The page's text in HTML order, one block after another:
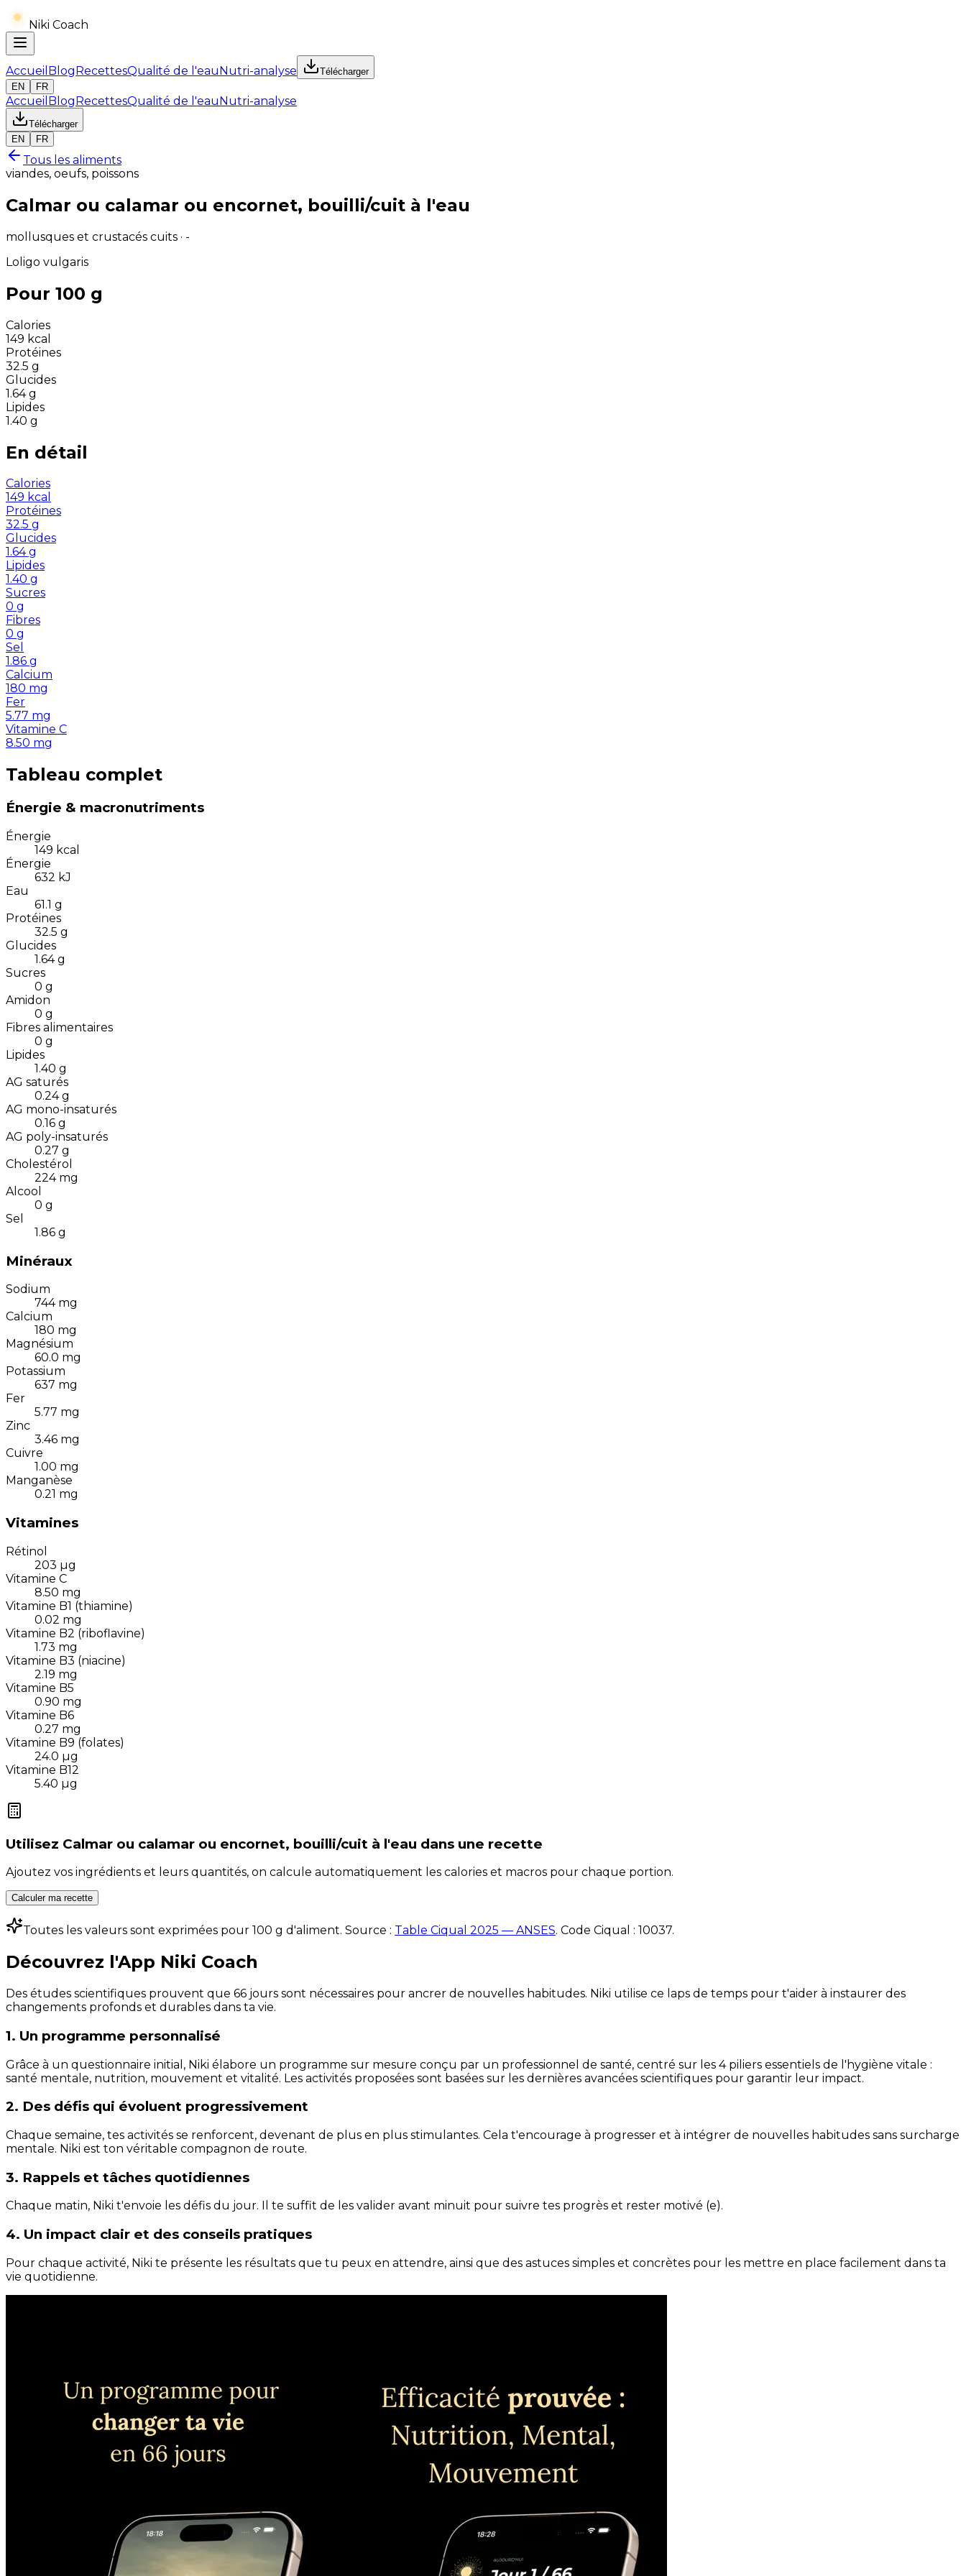
Niki Coach
Accueil BlogRecettesQualité de l'eauNutri-analyse
Télécharger
EN
FR
Accueil BlogRecettesQualité de l'eauNutri-analyse
Télécharger
EN
FR
Tous les aliments
viandes, oeufs, poissons
Calmar ou calamar ou encornet, bouilli/cuit à l'eau
mollusques et crustacés cuits · -
Loligo vulgaris
Pour 100 g
Calories
149 kcal
Protéines
32.5 g
Glucides
1.64 g
Lipides
1.40 g
En détail
Calories
149 kcal
Protéines
32.5 g
Glucides
1.64 g
Lipides
1.40 g
Sucres
0 g
Fibres
0 g
Sel
1.86 g
Calcium
180 mg
Fer
5.77 mg
Vitamine C
8.50 mg
Tableau complet
Énergie & macronutriments
Énergie
149 kcal
Énergie
632 kJ
Eau
61.1 g
Protéines
32.5 g
Glucides
1.64 g
Sucres
0 g
Amidon
0 g
Fibres alimentaires
0 g
Lipides
1.40 g
AG saturés
0.24 g
AG mono-insaturés
0.16 g
AG poly-insaturés
0.27 g
Cholestérol
224 mg
Alcool
0 g
Sel
1.86 g
Minéraux
Sodium
744 mg
Calcium
180 mg
Magnésium
60.0 mg
Potassium
637 mg
Fer
5.77 mg
Zinc
3.46 mg
Cuivre
1.00 mg
Manganèse
0.21 mg
Vitamines
Rétinol
203 µg
Vitamine C
8.50 mg
Vitamine B1 (thiamine)
0.02 mg
Vitamine B2 (riboflavine)
1.73 mg
Vitamine B3 (niacine)
2.19 mg
Vitamine B5
0.90 mg
Vitamine B6
0.27 mg
Vitamine B9 (folates)
24.0 µg
Vitamine B12
5.40 µg
Utilisez Calmar ou calamar ou encornet, bouilli/cuit à l'eau dans une recette
Ajoutez vos ingrédients et leurs quantités, on calcule automatiquement les calories et macros pour chaque portion.
Calculer ma recette
Toutes les valeurs sont exprimées pour 100 g d'aliment. Source : Table Ciqual 2025 — ANSES. Code Ciqual : 10037.
Découvrez l'App Niki Coach
Des études scientifiques prouvent que 66 jours sont nécessaires pour ancrer de nouvelles habitudes. Niki utilise ce laps de temps pour t'aider à instaurer des
changements profonds et durables dans ta vie.
1. Un programme personnalisé
Grâce à un questionnaire initial, Niki élabore un programme sur mesure conçu par un professionnel de santé, centré sur les 4 piliers essentiels de l'hygiène vitale :
santé mentale, nutrition, mouvement et vitalité. Les activités proposées sont basées sur les dernières avancées scientifiques pour garantir leur impact.
2. Des défis qui évoluent progressivement
Chaque semaine, tes activités se renforcent, devenant de plus en plus stimulantes. Cela t'encourage à progresser et à intégrer de nouvelles habitudes sans surcharge
mentale. Niki est ton véritable compagnon de route.
3. Rappels et tâches quotidiennes
Chaque matin, Niki t'envoie les défis du jour. Il te suffit de les valider avant minuit pour suivre tes progrès et rester motivé (e).
4. Un impact clair et des conseils pratiques
Pour chaque activité, Niki te présente les résultats que tu peux en attendre, ainsi que des astuces simples et concrètes pour les mettre en place facilement dans ta
vie quotidienne.